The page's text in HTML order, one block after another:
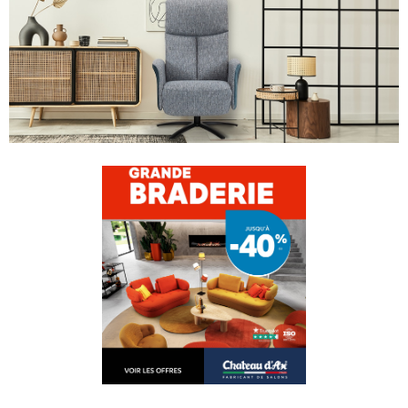
PERSONNALISER VOTRE CANAPÉ